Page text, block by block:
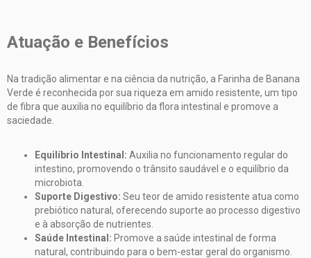
Atuação e Benefícios
Na tradição alimentar e na ciência da nutrição, a Farinha de Banana
Verde é reconhecida por sua riqueza em amido resistente, um tipo
de fibra que auxilia no equilíbrio da flora intestinal e promove a
saciedade.
Equilíbrio Intestinal: Auxilia no funcionamento regular do
intestino, promovendo o trânsito saudável e o equilíbrio da
microbiota.
Suporte Digestivo: Seu teor de amido resistente atua como
prebiótico natural, oferecendo suporte ao processo digestivo
e à absorção de nutrientes.
Saúde Intestinal: Promove a saúde intestinal de forma
natural, contribuindo para o bem-estar geral do organismo.